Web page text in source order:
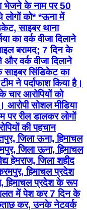
भेजने के नाम पर 50
लोगों को* *ऊना में
साइबर थाना
का वर्क वीजा दिलाने
बरामद; 7 दिन के
वर्क वीजा दिलाने
साइबर सिंडिकेट का
ने पर्दाफाश किया है।
चार आरोपियों को
आरोपी सोशल मीडिया
पर रील डालकर लोगों
की पहचान
जिला ऊना, हिमाचल
जिला ऊना, हिमाचल
हेमराज, जिला शहीद
हिमाचल प्रदेश
हिमाचल प्रदेश के रूप
में पेश कर 7 दिन के
कर, उनके नेटवर्क